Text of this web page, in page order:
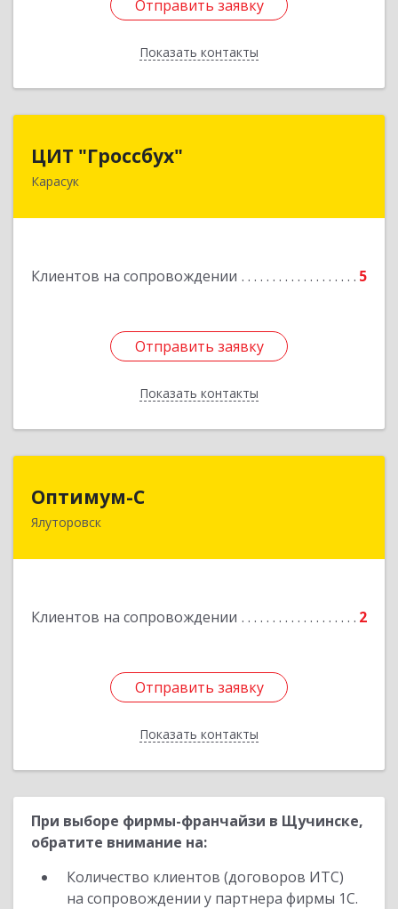
Отправить заявку
Показать контакты
Отправить заявку
Назад
ЦИТ "Гроссбух"
Карасук
Клиентов на сопровождении 5
Отправить заявку
Показать контакты
632861, Новосибирская обл, Карасукский р-н,
Отправить заявку
Назад
Оптимум-С
Ялуторовск
Клиентов на сопровождении 2
Отправить заявку
Показать контакты
Отправить заявку
Назад
При выборе фирмы-франчайзи в Щучинске,
обратите внимание на:
Количество клиентов (договоров ИТС)
на сопровождении у партнера фирмы 1С.